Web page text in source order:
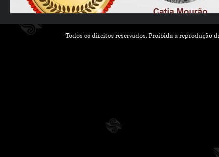
Todos os direitos reservados. Proibida a reprodução